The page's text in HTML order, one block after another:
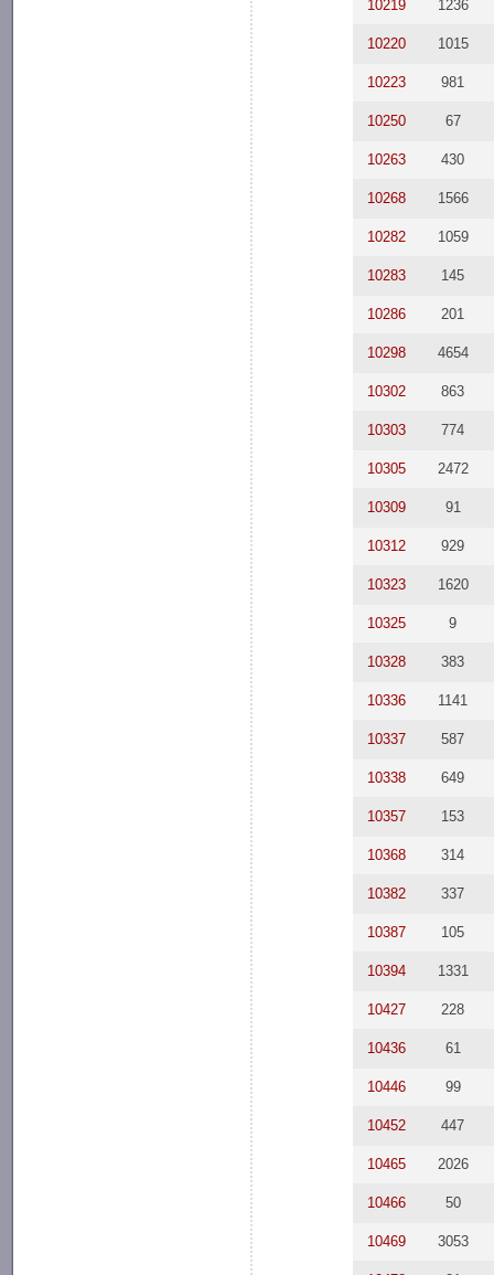
10219 1236
10220 1015
10223 981
10250 67
10263 430
10268 1566
10282 1059
10283 145
10286 201
10298 4654
10302 863
10303 774
10305 2472
10309 91
10312 929
10323 1620
10325 9
10328 383
10336 1141
10337 587
10338 649
10357 153
10368 314
10382 337
10387 105
10394 1331
10427 228
10436 61
10446 99
10452 447
10465 2026
10466 50
10469 3053